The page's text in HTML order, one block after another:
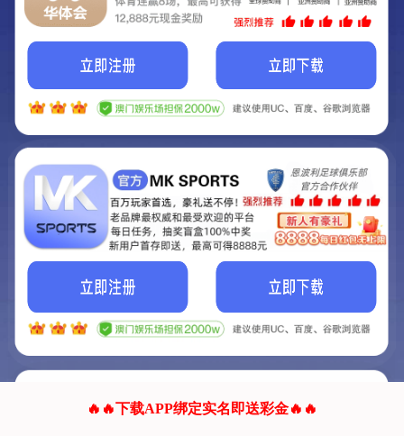
我们即将上线啦...
我们的网站正在建设.
它将是非常棒的网站.
联系我们!